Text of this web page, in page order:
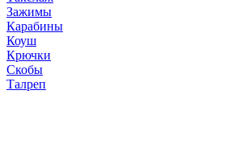
Зажимы
Карабины
Коуш
Крючки
Скобы
Талреп